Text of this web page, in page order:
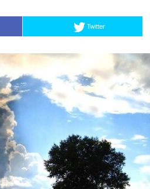
Twitter